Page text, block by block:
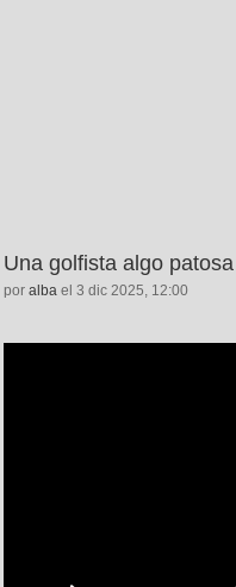
Una golfista algo patosa
por alba el 3 dic 2025, 12:00